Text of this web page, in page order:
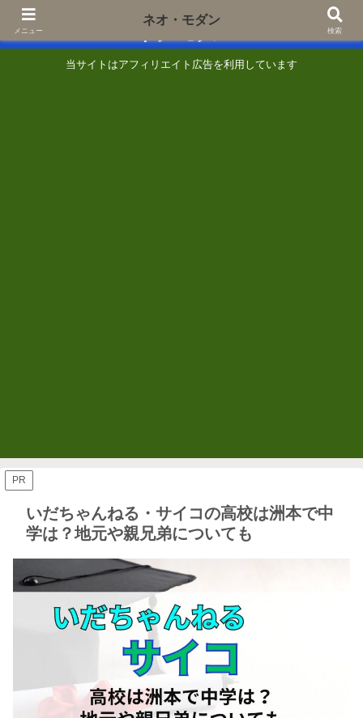
あなたの『知りたい』に一歩でも近づくために
当サイトはアフィリエイト広告を利用しています
PR
いだちゃんねる・サイコの高校は洲本で中
学は？地元や親兄弟についても
メニュー
ネオ・モダン
検索